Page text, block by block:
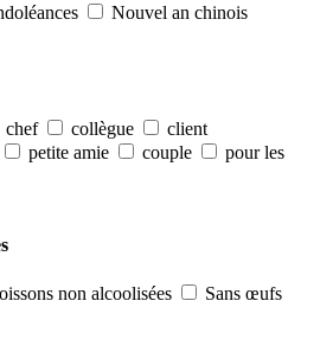
Nouvel an chinois
chef collègue
client
petite amie couple
pour les
non alcoolisées Sans œufs